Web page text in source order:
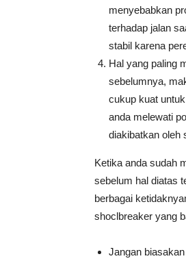
menyebabkan
terhadap jalan
stabil karena
Hal yang paling
sebelumnya,
cukup kuat
anda melewati
diakibatkan oleh
Ketika anda sudah
sebelum hal diatas
berbagai
shoclbreaker yang
Jangan